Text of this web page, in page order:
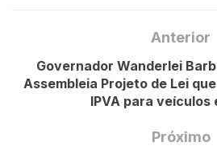
Anterior
Governador Wanderlei
Assembleia Projeto de Lei
IPVA para
Próximo